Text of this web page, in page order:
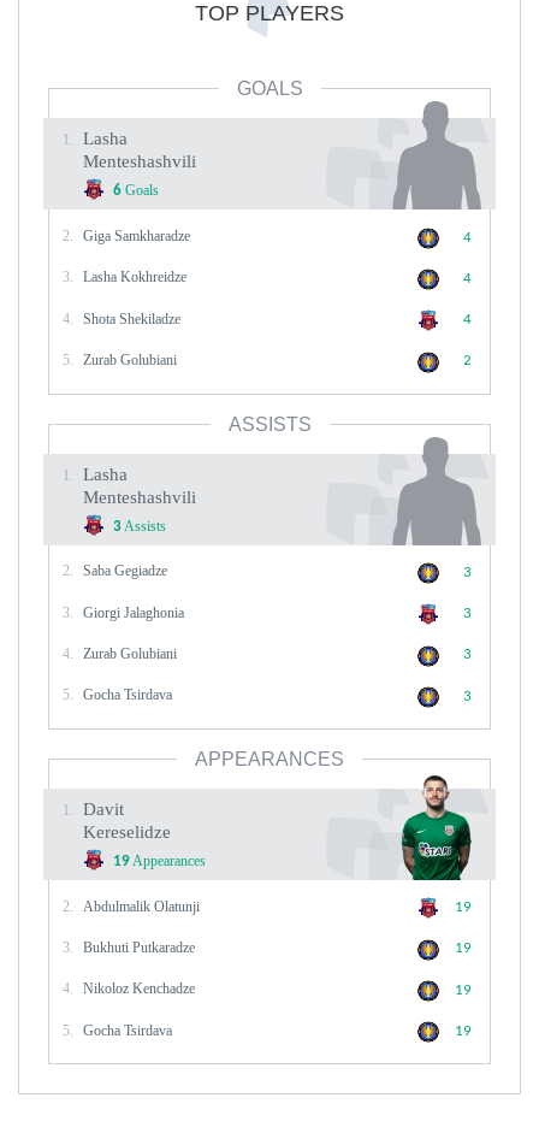
TOP PLAYERS
GOALS
1.
Lasha
Menteshashvili
6 Goals
2. Giga Samkharadze 4
3. Lasha Kokhreidze 4
4. Shota Shekiladze 4
5. Zurab Golubiani 2
ASSISTS
1.
Lasha
Menteshashvili
3 Assists
2. Saba Gegiadze 3
3. Giorgi Jalaghonia 3
4. Zurab Golubiani 3
5. Gocha Tsirdava 3
APPEARANCES
1.
Davit
Kereselidze
19Appearances
2. Abdulmalik Olatunji 19
3. Bukhuti Putkaradze 19
4. Nikoloz Kenchadze 19
5. Gocha Tsirdava 19